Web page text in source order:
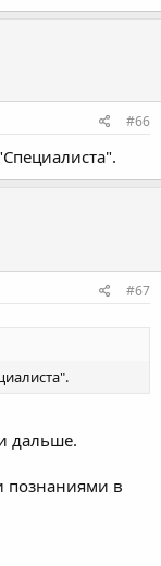
#66
#67
дальше.
познаниями в